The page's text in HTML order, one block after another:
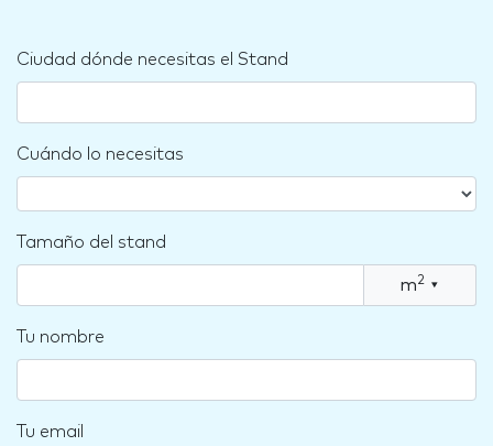
Ciudad dónde necesitas el Stand
Cuándo lo necesitas
Tamaño del stand
m2 ▾
Tu nombre
Tu email